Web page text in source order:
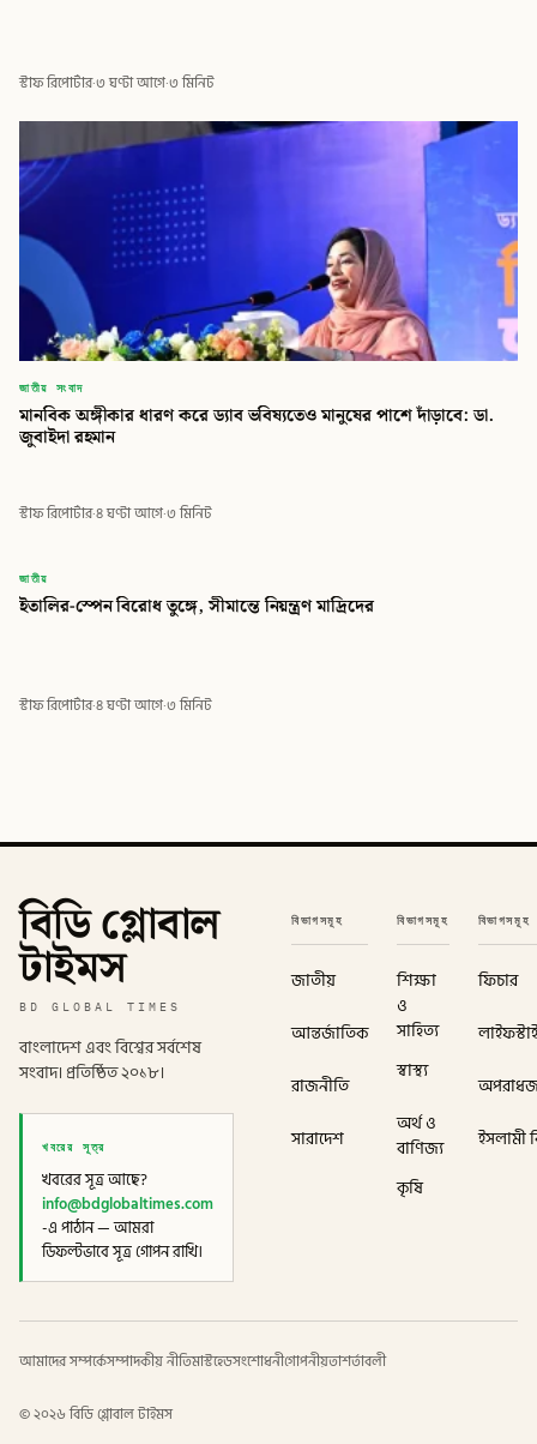
স্টাফ রিপোর্টার·৩ ঘণ্টা আগে·৩ মিনিট
জাতীয় সংবাদ
মানবিক অঙ্গীকার ধারণ করে ড্যাব ভবিষ্যতেও মানুষের পাশে দাঁড়াবে: ডা.
জুবাইদা রহমান
স্টাফ রিপোর্টার·৪ ঘণ্টা আগে·৩ মিনিট
বিডি
বিডি গ্লোবাল টাইমস
জাতীয়
ইতালির-স্পেন বিরোধ তুঙ্গে, সীমান্তে নিয়ন্ত্রণ মাদ্রিদের
স্টাফ রিপোর্টার·৪ ঘণ্টা আগে·৩ মিনিট
বিডি গ্লোবাল
টাইমস
BD GLOBAL TIMES
বাংলাদেশ এবং বিশ্বের সর্বশেষ
সংবাদ। প্রতিষ্ঠিত ২০১৮।
খবরের সূত্র
খবরের সূত্র আছে?
info@bdglobaltimes.com
-এ পাঠান — আমরা
ডিফল্টভাবে সূত্র গোপন রাখি।
বিভাগসমূহ
জাতীয়
আন্তর্জাতিক
রাজনীতি
সারাদেশ
বিভাগসমূহ
শিক্ষা
ও
সাহিত্য
স্বাস্থ্য
অর্থ ও
বাণিজ্য
কৃষি
বিভাগসমূহ
ফিচার
ইসলামী
আমাদের সম্পর্কেসম্পাদকীয় নীতিমাস্টহেডসংশোধনীগোপনীয়তাশর্তাবলী
©২০২৬ বিডি গ্লোবাল টাইমস